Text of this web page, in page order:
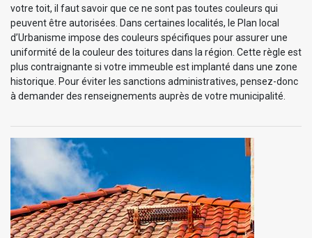
votre toit, il faut savoir que ce ne sont pas toutes couleurs qui
peuvent être autorisées. Dans certaines localités, le Plan local
d’Urbanisme impose des couleurs spécifiques pour assurer une
uniformité de la couleur des toitures dans la région. Cette règle est
plus contraignante si votre immeuble est implanté dans une zone
historique. Pour éviter les sanctions administratives, pensez-donc
à demander des renseignements auprès de votre municipalité.